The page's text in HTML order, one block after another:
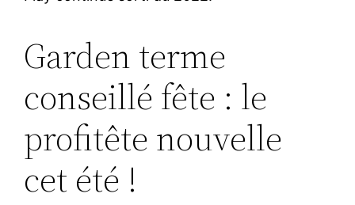
Garden terme
conseillé fête : le
profitête nouvelle
cet été !